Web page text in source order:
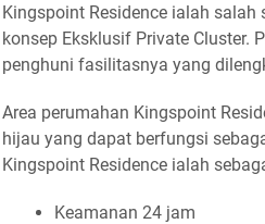
Kingspoint Residence ialah
konsep Eksklusif Private Cluster.
penghuni fasilitasnya yang
Area perumahan Kingspoint
hijau yang dapat berfungsi
Kingspoint Residence ialah
Keamanan 24 jam